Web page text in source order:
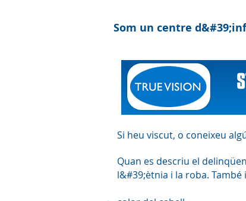
Som un centre
Si heu viscut, o coneixeu
Quan es descriu el
l&#39;ètnia i la roba.